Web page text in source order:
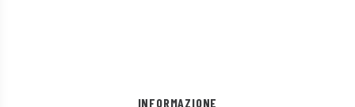
INFORMAZIONE